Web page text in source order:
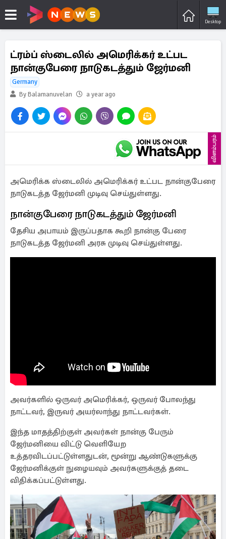
Desktop
ட்ரம்ப் ஸ்டைலில் அமெரிக்கர் உட்பட
நான்குபேரை நாடுகடத்தும் ஜேர்மனி
Germany
By Balamanuvelan
a year ago
விளம்பரம்
அமெரிக்க ஸ்டைலில் அமெரிக்கர் உட்பட நான்குபேரை
நாடுகடத்த ஜேர்மனி முடிவு செய்துள்ளது.
நான்குபேரை நாடுகடத்தும் ஜேர்மனி
தேசிய அபாயம் இருப்பதாக கூறி நான்கு பேரை
நாடுகடத்த ஜேர்மனி அரசு முடிவு செய்துள்ளது.
அவர்களில் ஒருவர் அமெரிக்கர், ஒருவர் போலந்து
நாட்டவர், இருவர் அயர்லாந்து நாட்டவர்கள்.
இந்த மாதத்திற்குள் அவர்கள் நான்கு பேரும்
ஜேர்மனியை விட்டு வெளியேற
உத்தரவிடப்பட்டுள்ளதுடன், மூன்று ஆண்டுகளுக்கு
ஜேர்மனிக்குள் நுழையவும் அவர்களுக்குத் தடை
விதிக்கப்பட்டுள்ளது.